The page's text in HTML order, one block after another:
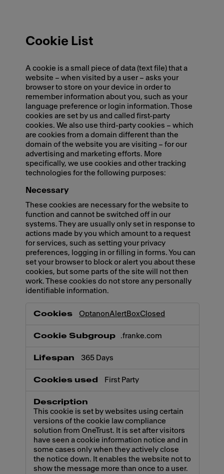
Cookie List
A cookie is a small piece of data (text file) that a
website – when visited by a user – asks your
browser to store on your device in order to
remember information about you, such as your
language preference or login information. Those
cookies are set by us and called first-party
cookies. We also use third-party cookies – which
are cookies from a domain different than the
domain of the website you are visiting – for our
advertising and marketing efforts. More
specifically, we use cookies and other tracking
technologies for the following purposes:
Necessary
These cookies are necessary for the website to
function and cannot be switched off in our
systems. They are usually only set in response to
actions made by you which amount to a request
for services, such as setting your privacy
preferences, logging in or filling in forms. You can
set your browser to block or alert you about these
cookies, but some parts of the site will not then
work. These cookies do not store any personally
identifiable information.
OptanonAlertBoxClosed
.franke.com
365 Days
First Party
This cookie is set by websites using certain
versions of the cookie law compliance
solution from OneTrust. It is set after visitors
have seen a cookie information notice and in
some cases only when they actively close
the notice down. It enables the website not to
show the message more than once to a user.